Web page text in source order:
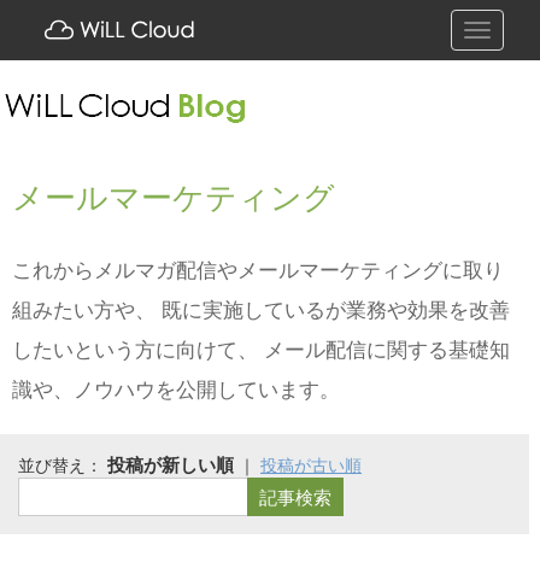
Toggle
メールマーケティング
これからメルマガ配信やメールマーケティングに取り
組みたい方や、 既に実施しているが業務や効果を改善
したいという方に向けて、 メール配信に関する基礎知
識や、ノウハウを公開しています。
並び替え： ｜